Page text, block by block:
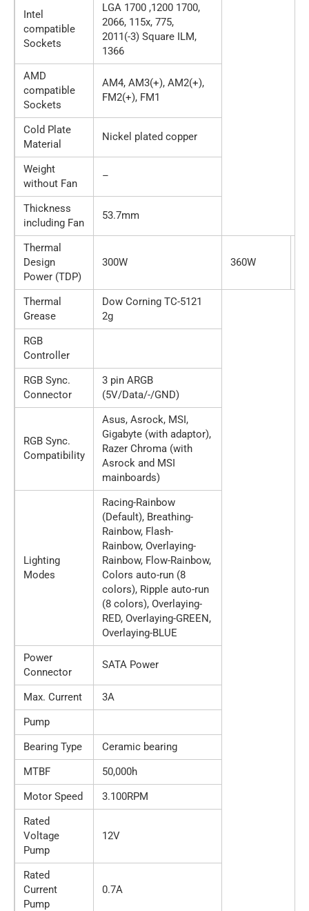
Intel
compatible
Sockets
LGA 1700 ,1200 1700,
2066, 115x, 775,
2011(-3) Square ILM,
1366
AMD
compatible
Sockets
AM4, AM3(+), AM2(+),
FM2(+), FM1
Cold Plate
Material
Nickel plated copper
Weight
without Fan
–
Thickness
including Fan
53.7mm
Thermal
Design
Power (TDP)
300W 360W
Thermal
Grease
Dow Corning TC-5121
2g
RGB
Controller
RGB Sync.
Connector
3 pin ARGB
(5V/Data/-/GND)
RGB Sync.
Compatibility
Asus, Asrock, MSI,
Gigabyte (with adaptor),
Razer Chroma (with
Asrock and MSI
mainboards)
Lighting
Modes
Racing-Rainbow
(Default), Breathing-
Rainbow, Flash-
Rainbow, Overlaying-
Rainbow, Flow-Rainbow,
Colors auto-run (8
colors), Ripple auto-run
(8 colors), Overlaying-
RED, Overlaying-GREEN,
Overlaying-BLUE
Power
Connector
SATA Power
Max. Current
3A
Pump
Bearing Type
Ceramic bearing
MTBF
50,000h
Motor Speed
3.100RPM
Rated
Voltage
Pump
12V
Rated
Current
Pump
0.7A